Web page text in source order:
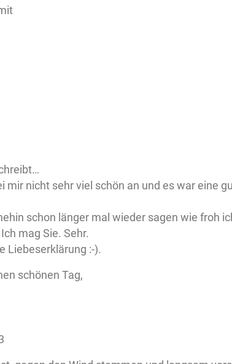
mir nicht sehr viel schön an und es war eine
schon länger mal wieder sagen wie froh
mag Sie. Sehr.
Liebeserklärung :-).
schönen Tag,